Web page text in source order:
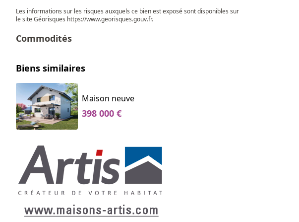
Les informations sur les risques auxquels ce bien est exposé sont disponibles sur
le site Géorisques https://www.georisques.gouv.fr.
Commodités
Biens similaires
Maison neuve
398 000 €